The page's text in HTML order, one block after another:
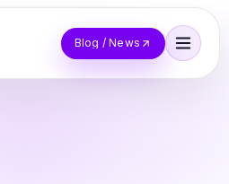
Blog / News